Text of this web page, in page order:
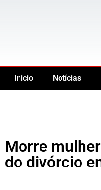
Inicio Notícias
Morre
do divórcio